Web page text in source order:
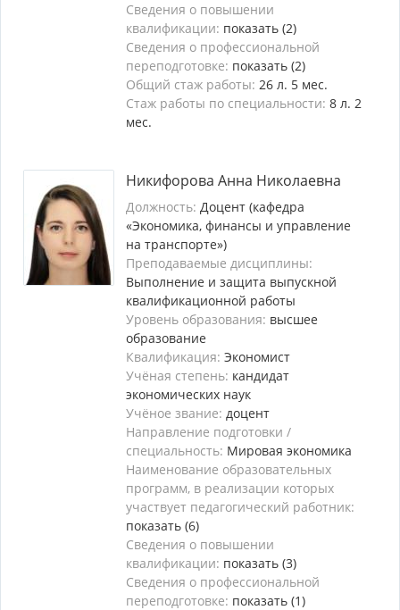
Сведения о повышении
квалификации: показать (2)
Сведения о профессиональной
переподготовке: показать (2)
Общий стаж работы: 26 л. 5 мес.
Стаж работы по специальности: 8 л. 2
мес.
Никифорова Анна Николаевна
Должность: Доцент (кафедра
«Экономика, финансы и управление
на транспорте»)
Преподаваемые дисциплины:
Выполнение и защита выпускной
квалификационной работы
Уровень образования: высшее
образование
Квалификация: Экономист
Учёная степень: кандидат
экономических наук
Учёное звание: доцент
Направление подготовки /
специальность: Мировая экономика
Наименование образовательных
программ, в реализации которых
участвует педагогический работник:
показать (6)
Сведения о повышении
квалификации: показать (3)
Сведения о профессиональной
переподготовке: показать (1)